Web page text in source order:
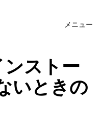
メニュー
ストー
いときの